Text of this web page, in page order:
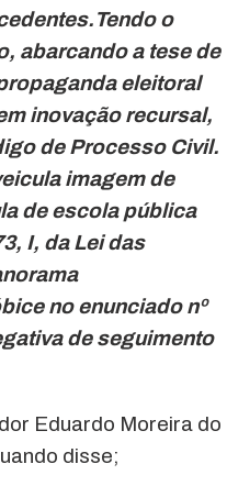
o
abarcando a tese de
eleitoral
inovação recursal,
de Processo Civil.
imagem de
de escola pública
I, da Lei das
no enunciado nº
de seguimento
Eduardo Moreira do
disse;